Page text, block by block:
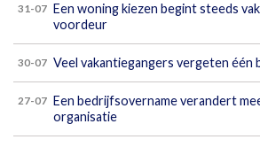
31-07 Een woning kiezen begint steeds
voordeur
30-07 Veel vakantiegangers vergeten één
27-07 Een bedrijfsovername verandert
organisatie